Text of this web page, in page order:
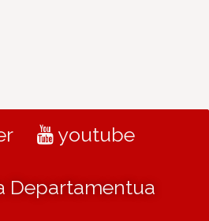
youtube
Departamentua